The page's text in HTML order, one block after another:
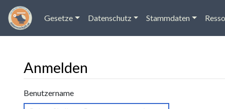
Gesetze Datenschutz Stammdaten
Anmelden
Wechseln zu:Navigation
Benutzername